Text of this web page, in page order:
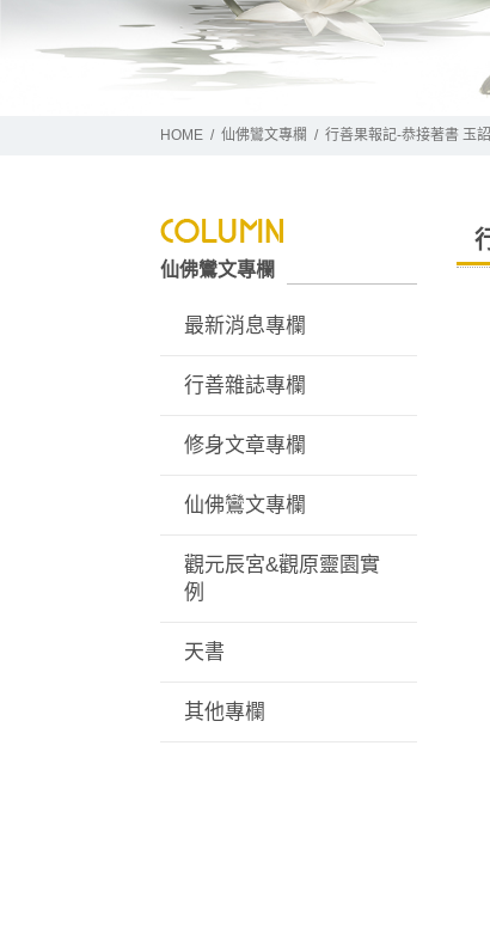
HOME 仙佛鸞文專欄 行善果報記-恭接著書 玉詔
仙佛鸞文專欄
最新消息專欄
行善雜誌專欄
修身文章專欄
仙佛鸞文專欄
觀元辰宮&觀原靈園實
例
天書
其他專欄